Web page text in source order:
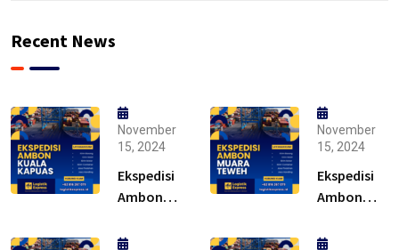
Recent News
November
15, 2024
Ekspedisi
Ambon
Kapuas –
November
15, 2024
Ekspedisi
Ambon
Teweh –